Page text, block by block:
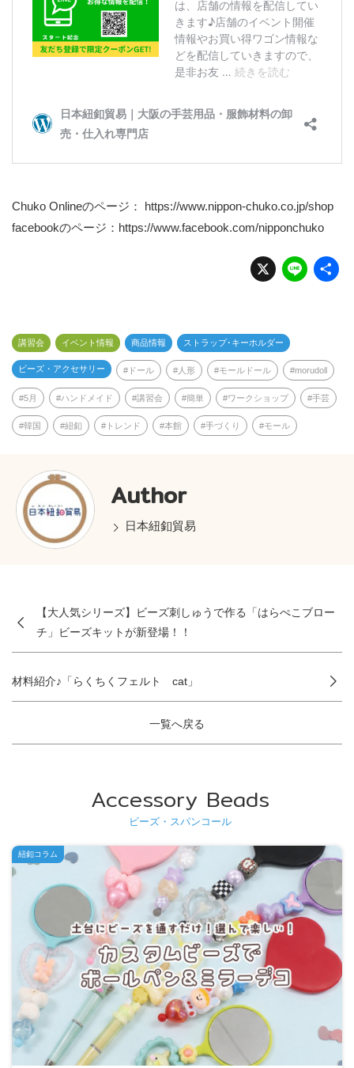
Chuko Onlineのページ： https://www.nippon-chuko.co.jp/shop
facebookのページ： https://www.facebook.com/nipponchuko
X Li
n
講習会 イベント情報 商品情報 ストラップ･キーホルダー
ビーズ・アクセサリー ドール 人形 モールドール morudoll
5月 ハンドメイド 講習会 簡単 ワークショップ 手芸
韓国 紐釦 トレンド 本館 手づくり モール
Author
日本紐釦貿易
【大人気シリーズ】ビーズ刺しゅうで作る「はらぺこブロー
チ」ビーズキットが新登場！！
一覧へ戻る
材料紹介♪「らくちくフェルト cat」
Accessory Beads
ビーズ・スパンコール
紐釦コラム